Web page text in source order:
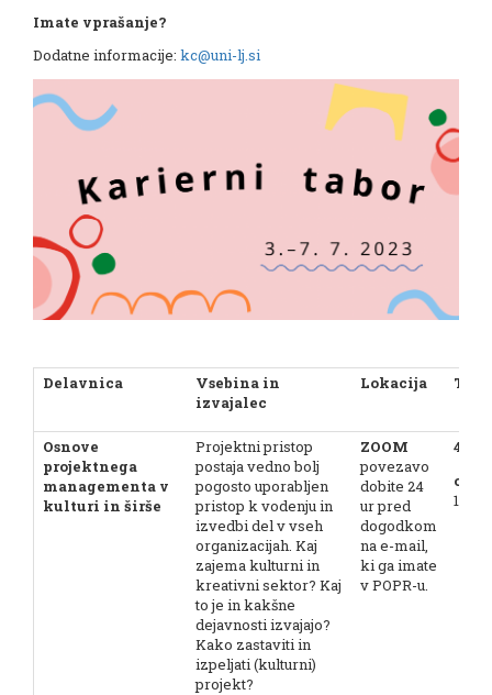
Imate vprašanje?
Dodatne informacije: kc@uni-lj.si
Delavnica
Vsebina in
izvajalec
Lokacija
Osnove
projektnega
managementa v
kulturi in širše
Projektni pristop
postaja vedno bolj
pogosto uporabljen
pristop k vodenju in
izvedbi del v vseh
organizacijah. Kaj
zajema kulturni in
kreativni sektor? Kaj
to je in kakšne
dejavnosti izvajajo?
Kako zastaviti in
izpeljati (kulturni)
projekt?
ZOOM
povezavo
dobite 24
ur pred
dogodkom
na e-mail,
ki ga imate
v POPR-u.
4. 7.
ob
16.00